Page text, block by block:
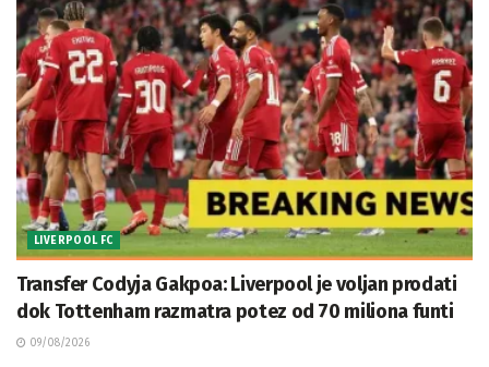
LIVERPOOL FC
Transfer Codyja Gakpoa: Liverpool je voljan prodati
dok Tottenham razmatra potez od 70 miliona funti
09/08/2026